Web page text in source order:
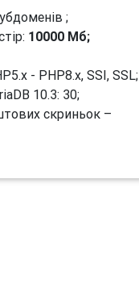
;
10000 Мб;
- PHP8.x, SSI, SSL;
10.3: 30;
скриньок –